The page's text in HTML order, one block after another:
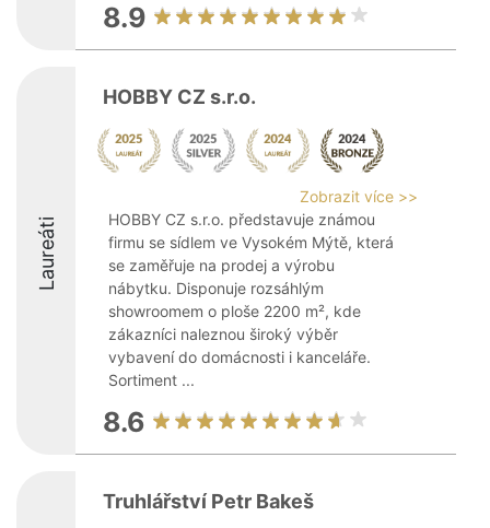
8.9
Laureáti
HOBBY CZ s.r.o.
Zobrazit více >>
HOBBY CZ s.r.o. představuje známou
firmu se sídlem ve Vysokém Mýtě, která
se zaměřuje na prodej a výrobu
nábytku. Disponuje rozsáhlým
showroomem o ploše 2200 m², kde
zákazníci naleznou široký výběr
vybavení do domácnosti i kanceláře.
Sortiment ...
8.6
Truhlářství Petr Bakeš